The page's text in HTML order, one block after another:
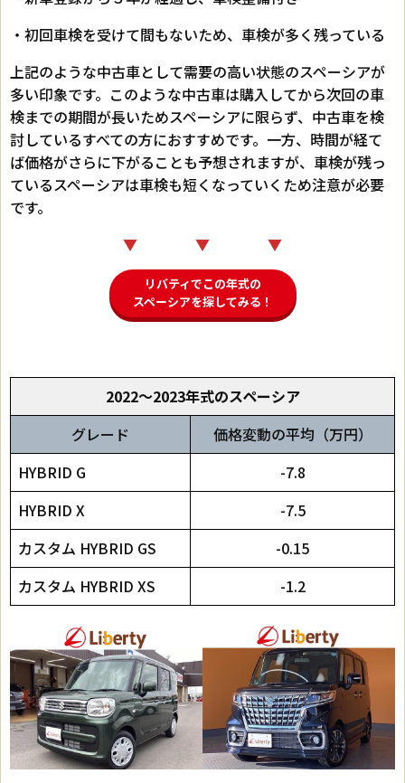
・初回車検を受けて間もないため、車検が多く残っている
上記のような中古車として需要の高い状態のスペーシアが
多い印象です。このような中古車は購入してから次回の車
検までの期間が長いためスペーシアに限らず、中古車を検
討しているすべての方におすすめです。一方、時間が経て
ば価格がさらに下がることも予想されますが、車検が残っ
ているスペーシアは車検も短くなっていくため注意が必要
です。
▼ ▼ ▼
リバティでこの年式の
スペーシアを探してみる！
2022～2023年式のスペーシア
グレード
価格変動の平均（万円）
HYBRID G
-7.8
HYBRID X
-7.5
カスタム HYBRID GS
-0.15
カスタム HYBRID XS
-1.2